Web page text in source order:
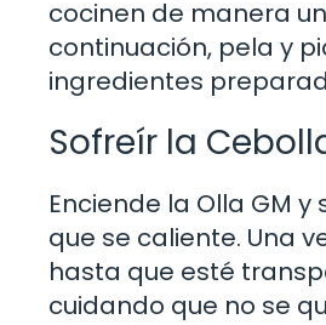
cocinen de manera
continuación, pela y
ingredientes
Sofreír la
Enciende la Olla GM
que se caliente. Una
hasta que esté
cuidando que no se